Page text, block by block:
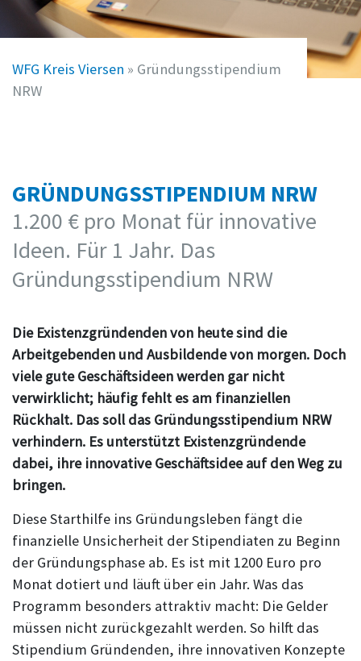
WFG Kreis Viersen » Gründungsstipendium
NRW
GRÜNDUNGSSTIPENDIUM NRW
1.200 € pro Monat für innovative
Ideen. Für 1 Jahr. Das
Gründungsstipendium NRW
Die Existenzgründenden von heute sind die
Arbeitgebenden und Ausbildende von morgen. Doch
viele gute Geschäftsideen werden gar nicht
verwirklicht; häufig fehlt es am finanziellen
Rückhalt. Das soll das Gründungsstipendium NRW
verhindern. Es unterstützt Existenzgründende
dabei, ihre innovative Geschäftsidee auf den Weg zu
bringen.
Diese Starthilfe ins Gründungsleben fängt die
finanzielle Unsicherheit der Stipendiaten zu Beginn
der Gründungsphase ab. Es ist mit 1200 Euro pro
Monat dotiert und läuft über ein Jahr. Was das
Programm besonders attraktiv macht: Die Gelder
müssen nicht zurückgezahlt werden. So hilft das
Stipendium Gründenden, ihre innovativen Konzepte